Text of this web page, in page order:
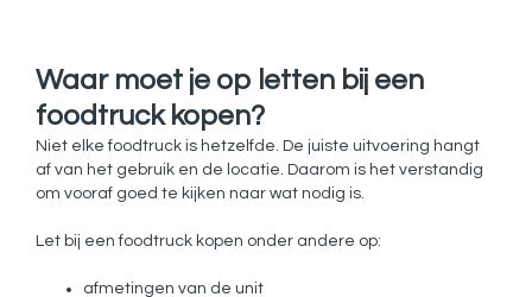
Waar moet je op letten bij een
foodtruck kopen?
Niet elke foodtruck is hetzelfde. De juiste uitvoering hangt
af van het gebruik en de locatie. Daarom is het verstandig
om vooraf goed te kijken naar wat nodig is.
Let bij een foodtruck kopen onder andere op:
afmetingen van de unit